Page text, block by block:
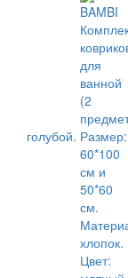
голубой.